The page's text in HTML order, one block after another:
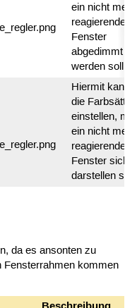
ein nicht mehr
reagierendes
Fenster
abgedimmt
werden soll.
Hiermit kann
die
einstellen, mit
ein nicht mehr
reagierendes
Fenster sich
darstellen soll.
da es ansonten zu
Fensterrahmen kommen